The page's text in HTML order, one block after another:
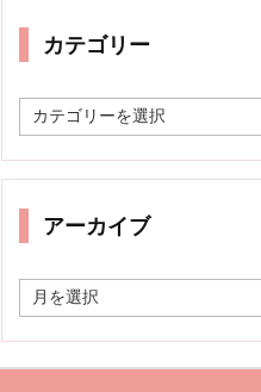
カテゴリー
テ
リ
アーカイブ
ー